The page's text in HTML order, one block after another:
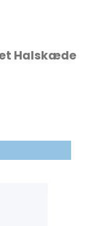
Halskæde